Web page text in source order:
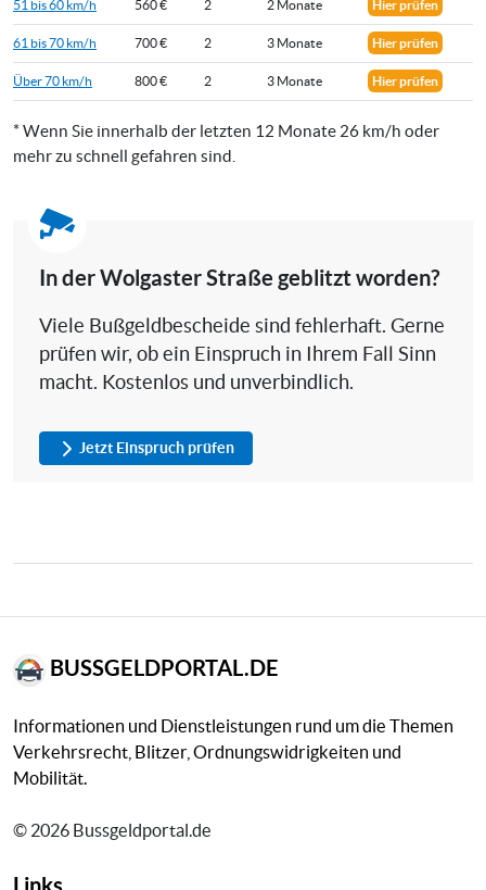
51 bis 60 km/h 560 € 2 2 Monate Hier prüfen
61 bis 70 km/h 700 € 2 3 Monate Hier prüfen
Über 70 km/h 800 € 2 3 Monate Hier prüfen
* Wenn Sie innerhalb der letzten 12 Monate 26 km/h oder
mehr zu schnell gefahren sind.
In der Wolgaster Straße geblitzt worden?
Viele Bußgeldbescheide sind fehlerhaft. Gerne
prüfen wir, ob ein Einspruch in Ihrem Fall Sinn
macht. Kostenlos und unverbindlich.
Jetzt Einspruch prüfen
BUSSGELDPORTAL.DE
Informationen und Dienstleistungen rund um die Themen
Verkehrsrecht, Blitzer, Ordnungswidrigkeiten und
Mobilität.
© 2026 Bussgeldportal.de
Links